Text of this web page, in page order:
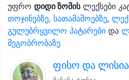
უფრო დიდი ზომისლექსები
თოჯინებზე, სათამაშოებზე,
გულუბრყვილო პატარები და
მეგობრობაზე
ფისო და ლისია